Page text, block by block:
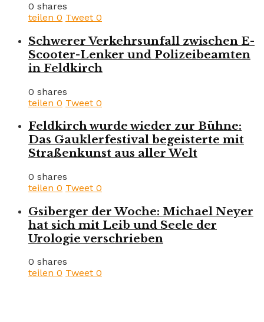
0 shares
teilen 0 Tweet 0
Schwerer Verkehrsunfall zwischen E-
Scooter-Lenker und Polizeibeamten
in Feldkirch
0 shares
teilen 0 Tweet 0
Feldkirch wurde wieder zur Bühne:
Das Gauklerfestival begeisterte mit
Straßenkunst aus aller Welt
0 shares
teilen 0 Tweet 0
Gsiberger der Woche: Michael Neyer
hat sich mit Leib und Seele der
Urologie verschrieben
0 shares
teilen 0 Tweet 0